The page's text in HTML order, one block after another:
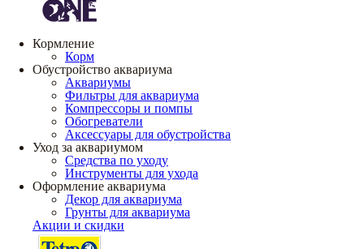
Кормление
Корм
Обустройство аквариума
Аквариумы
Фильтры для аквариума
Компрессоры и помпы
Обогреватели
Аксессуары для обустройства
Уход за аквариумом
Средства по уходу
Инструменты для ухода
Оформление аквариума
Декор для аквариума
Грунты для аквариума
Акции и скидки